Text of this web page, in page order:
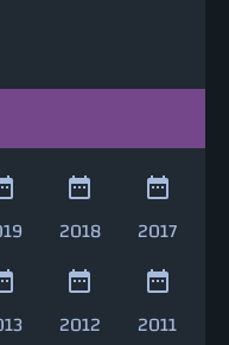
2018 2017
2012 2011